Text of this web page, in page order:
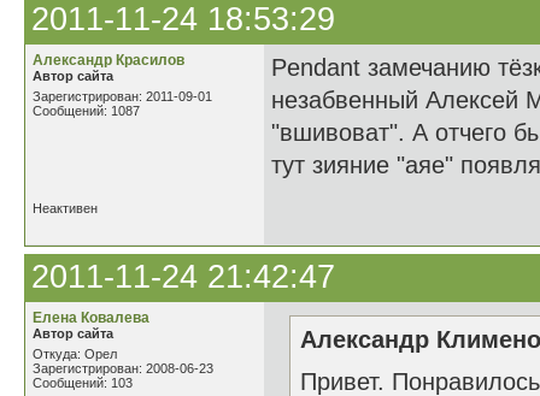
2011-11-24 18:53:29
Александр Красилов
Автор сайта
Зарегистрирован: 2011-09-01
Сообщений: 1087
Pendant замечанию
незабвенный Алексей
"вшивоват". А отчего
тут зияние "аяе"
Неактивен
2011-11-24 21:42:47
Елена Ковалева
Автор сайта
Откуда: Орел
Зарегистрирован: 2008-06-23
Сообщений: 103
Александр
Привет.